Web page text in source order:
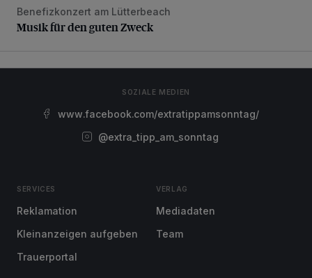
Musik für den guten Zweck
Benefizkonzert am Lütterbeach
Musik für den guten Zweck
SOZIALE MEDIEN
www.facebook.com/extratippamsonntag/
@extra_tipp_am_sonntag
SERVICES
Reklamation
Kleinanzeigen aufgeben
Trauerportal
VERLAG
Mediadaten
Team